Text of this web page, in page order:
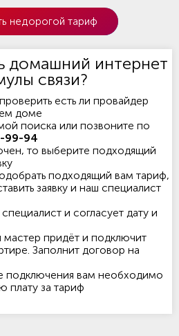
недорогой тариф
домашний интернет
связи?
есть ли провайдер
доме
поиска или позвоните по
99-94
то выберите подходящий
подходящий вам тариф,
заявку и наш специалист
и согласует дату и
мастер придёт и подключит
Заполнит договор на
подключения вам необходимо
плату за тариф